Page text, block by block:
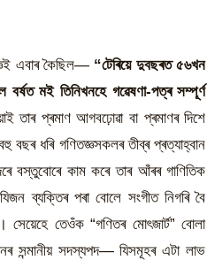
এবাৰ কৈছিল— “টেৰিয়ে দুবছৰত ৫৬খন
মই তিনিখনহে গৱেষণা-পত্ৰ সম্পূৰ্ণ
তাৰ প্ৰমাণ আগবঢ়োৱা বা প্ৰমাণৰ দিশে
বছৰ ধৰি গণিতজ্ঞসকলৰ তীব্ৰ প্ৰত্যাহ্বান
বস্তুবোৰে কাম কৰে তাৰ আঁৰৰ গাণিতিক
ব্যক্তিৰ পৰা বোলে সংগীত নিগৰি বৈ
তেওঁক “গণিতৰ মোৎজাৰ্ট” বোলা
সন্মানীয় সদস্যপদ— যিসমূহৰ এটা লাভ